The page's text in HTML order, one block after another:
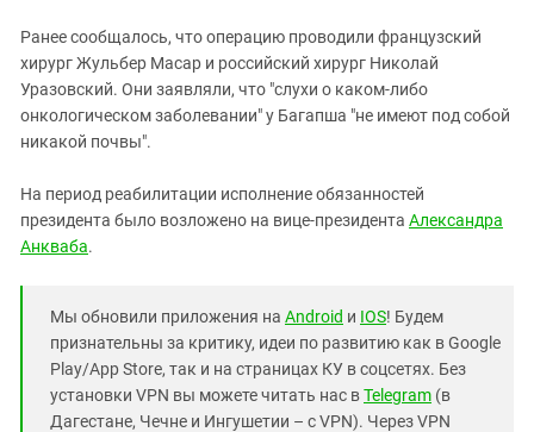
Ранее сообщалось, что операцию проводили французский
хирург Жульбер Масар и российский хирург Николай
Уразовский. Они заявляли, что "слухи о каком-либо
онкологическом заболевании" у Багапша "не имеют под собой
никакой почвы".
На период реабилитации исполнение обязанностей
президента было возложено на вице-президента Александра
Анкваба.
Мы обновили приложения на Android и IOS! Будем
признательны за критику, идеи по развитию как в Google
Play/App Store, так и на страницах КУ в соцсетях. Без
установки VPN вы можете читать нас вTelegram (в
Дагестане, Чечне и Ингушетии – с VPN). Через VPN